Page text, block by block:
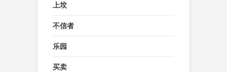
上坟
不信者
乐园
买卖